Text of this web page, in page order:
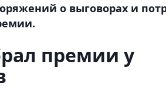
о выговорах и
премии у